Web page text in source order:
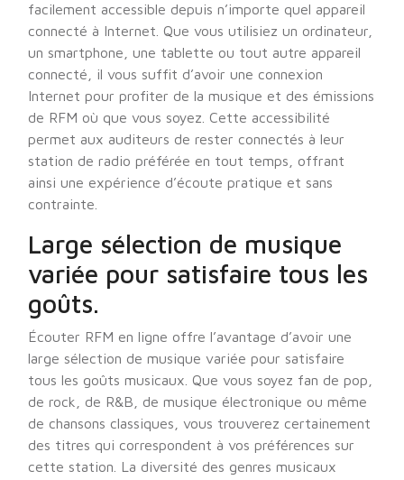
facilement accessible depuis n’importe quel appareil
connecté à Internet. Que vous utilisiez un ordinateur,
un smartphone, une tablette ou tout autre appareil
connecté, il vous suffit d’avoir une connexion
Internet pour profiter de la musique et des émissions
de RFM où que vous soyez. Cette accessibilité
permet aux auditeurs de rester connectés à leur
station de radio préférée en tout temps, offrant
ainsi une expérience d’écoute pratique et sans
contrainte.
Large sélection de musique
variée pour satisfaire tous les
goûts.
Écouter RFM en ligne offre l’avantage d’avoir une
large sélection de musique variée pour satisfaire
tous les goûts musicaux. Que vous soyez fan de pop,
de rock, de R&B, de musique électronique ou même
de chansons classiques, vous trouverez certainement
des titres qui correspondent à vos préférences sur
cette station. La diversité des genres musicaux